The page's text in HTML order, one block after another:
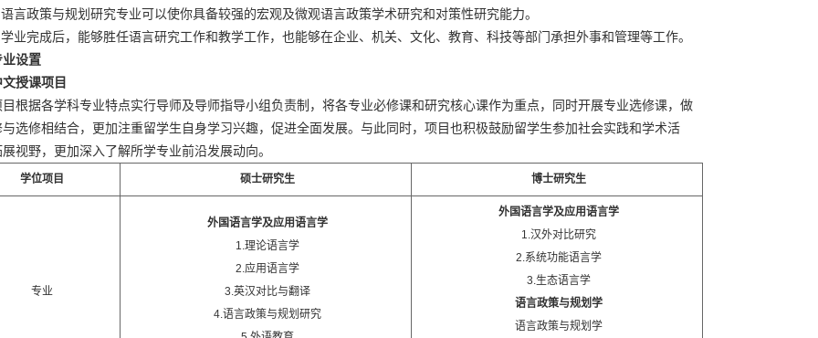
言政策与规划研究专业可以使你具备较强的宏观及微观语言政策学术研究和对策性研究能力。
业完成后，能够胜任语言研究工作和教学工作，也能够在企业、机关、文化、教育、科技等部门承担外事和管理等工作。
业设置
授课项目
目根据各学科专业特点实行导师及导师指导小组负责制，将各专业必修课和研究核心课作为重点，同时开展专业选修课，做
选修相结合，更加注重留学生自身学习兴趣，促进全面发展。与此同时，项目也积极鼓励留学生参加社会实践和学术活
视野，更加深入了解所学专业前沿发展动向。
学位项目 硕士研究生 博士研究生
专业
外国语言学及应用语言学
1.理论语言学
2.应用语言学
3.英汉对比与翻译
4.语言政策与规划研究
外国语言学及应用语言学
1.汉外对比研究
2.系统功能语言学
3.生态语言学
语言政策与规划学
语言政策与规划学